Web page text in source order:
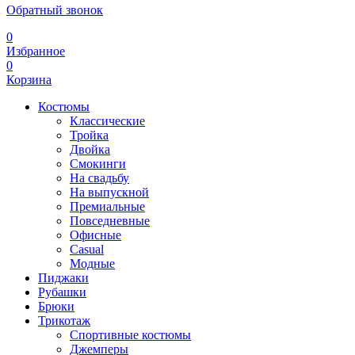
Обратный звонок
0
Избранное
0
Корзина
Костюмы
Классические
Тройка
Двойка
Смокинги
На свадьбу
На выпускной
Премиальные
Повседневные
Офисные
Casual
Модные
Пиджаки
Рубашки
Брюки
Трикотаж
Спортивные костюмы
Джемперы